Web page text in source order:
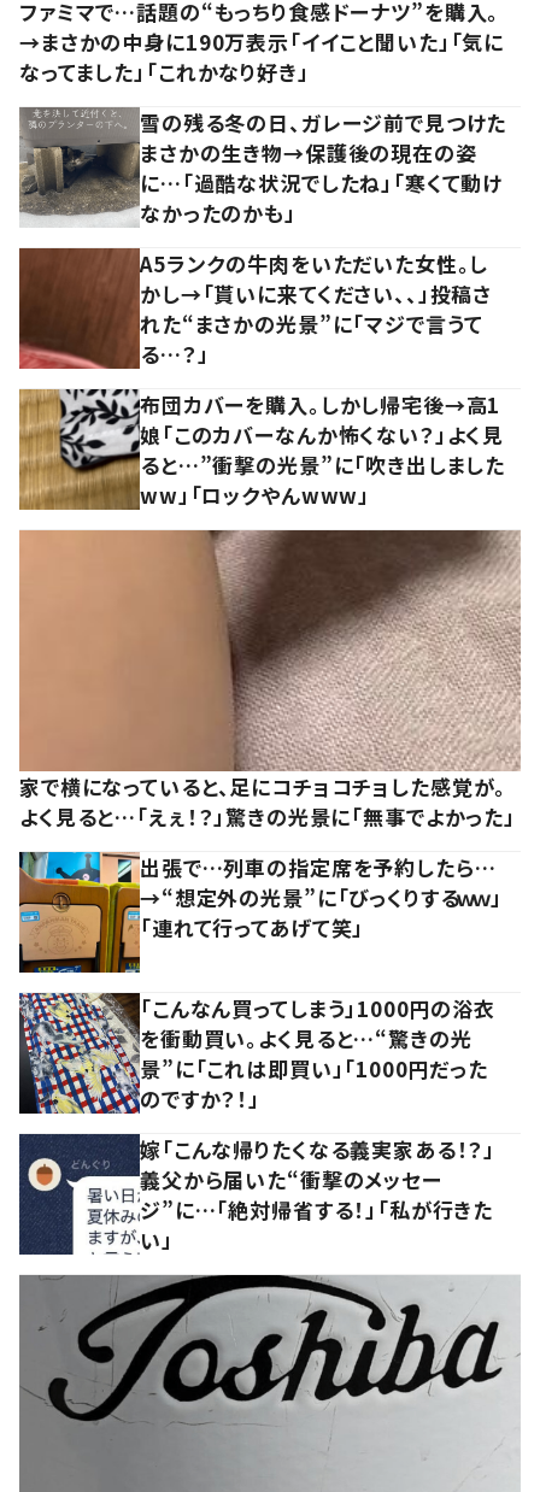
ファミマで…話題の“もっちり食感ドーナツ”を購入。
→まさかの中身に190万表示「イイこと聞いた」「気に
なってました」「これかなり好き」
雪の残る冬の日、ガレージ前で見つけた
まさかの生き物→保護後の現在の姿
に…「過酷な状況でしたね」「寒くて動け
なかったのかも」
A5ランクの牛肉をいただいた女性。し
かし→「貰いに来てください、、」投稿さ
れた“まさかの光景”に「マジで言うて
る…？」
布団カバーを購入。しかし帰宅後→高1
娘「このカバーなんか怖くない？」よく見
ると…”衝撃の光景”に「吹き出しました
ww」「ロックやんwww」
家で横になっていると、足にコチョコチョした感覚が。
よく見ると…「えぇ！？」驚きの光景に「無事でよかった」
出張で…列車の指定席を予約したら…
→“想定外の光景”に「びっくりするｗｗ」
「連れて行ってあげて笑」
「こんなん買ってしまう」1000円の浴衣
を衝動買い。よく見ると…“驚きの光
景”に「これは即買い」「1000円だった
のですか？！」
嫁「こんな帰りたくなる義実家ある！？」
義父から届いた“衝撃のメッセー
ジ”に…「絶対帰省する！」「私が行きた
い」